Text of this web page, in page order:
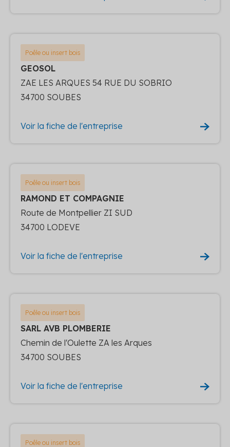
Poêle ou insert bois
GEOSOL
ZAE LES ARQUES 54 RUE DU SOBRIO
34700 SOUBES
Voir la fiche de l'entreprise
Poêle ou insert bois
RAMOND ET COMPAGNIE
Route de Montpellier ZI SUD
34700 LODEVE
Voir la fiche de l'entreprise
Poêle ou insert bois
SARL AVB PLOMBERIE
Chemin de l'Oulette ZA les Arques
34700 SOUBES
Voir la fiche de l'entreprise
Poêle ou insert bois